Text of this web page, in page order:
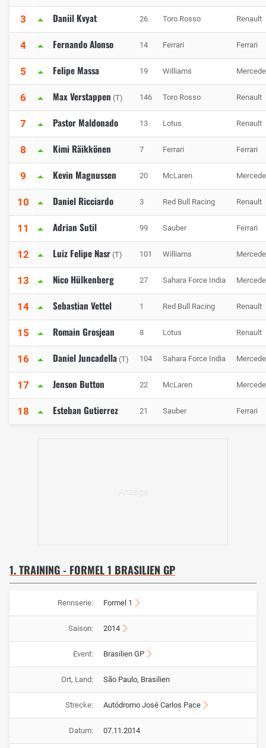
3 Daniil Kvyat 26 Toro Rosso Renault
4 Fernando Alonso 14 Ferrari Ferrari
5 Felipe Massa 19 Williams
6 Max Verstappen (T) 146 Toro Rosso Renault
7 Pastor Maldonado 13 Lotus Renault
8 Kimi Räikkönen 7 Ferrari Ferrari
9 Kevin Magnussen 20 McLaren
10 Daniel Ricciardo 3 Red Bull Racing Renault
11 Adrian Sutil 99 Sauber Ferrari
12 Luiz Felipe Nasr (T) 101 Williams
13 Nico Hülkenberg 27 Sahara Force India
14 Sebastian Vettel 1 Red Bull Racing Renault
15 Romain Grosjean 8 Lotus Renault
16 Daniel Juncadella (T) 104 Sahara Force India
17 Jenson Button 22 McLaren
18 Esteban Gutierrez 21 Sauber Ferrari
1. TRAINING - FORMEL 1 BRASILIEN GP
Rennserie: Formel 1
Saison: 2014
Event: Brasilien GP
Ort, Land: São Paulo, Brasilien
Strecke: Autódromo José Carlos Pace
Datum: 07.11.2014